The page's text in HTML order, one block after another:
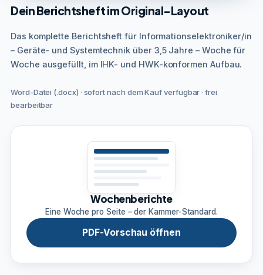
Dein Berichtsheft im Original-Layout
Das komplette Berichtsheft für Informationselektroniker/in
– Geräte- und Systemtechnik über 3,5 Jahre – Woche für
Woche ausgefüllt, im IHK- und HWK-konformen Aufbau.
Word-Datei (.docx) · sofort nach dem Kauf verfügbar · frei
bearbeitbar
Wochenberichte
Eine Woche pro Seite – der Kammer-Standard.
PDF-Vorschau öffnen